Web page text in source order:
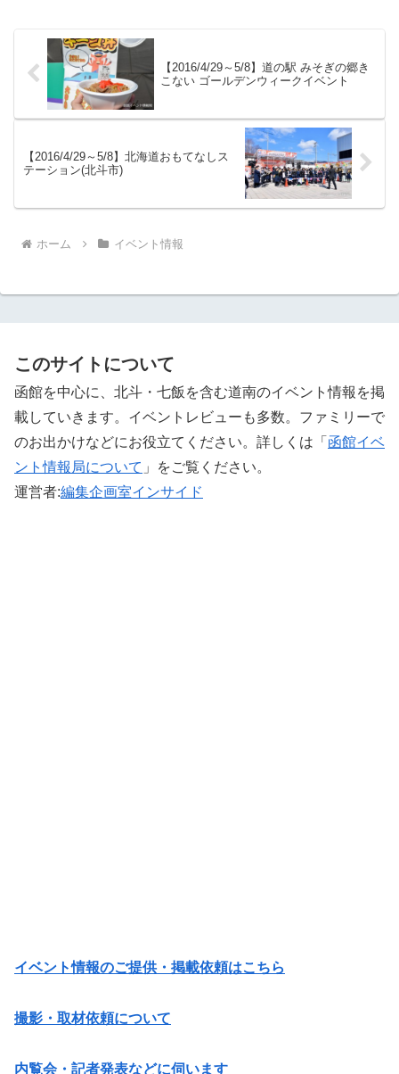
【2016/4/29～5/8】道の駅 みそぎの郷き
こない ゴールデンウィークイベント
【2016/4/29～5/8】北海道おもてなしス
テーション(北斗市)
ホーム イベント情報
このサイトについて
函館を中心に、北斗・七飯を含む道南のイベント情報を掲
載していきます。イベントレビューも多数。ファミリーで
のお出かけなどにお役立てください。詳しくは「 函館イベ
ント情報局について 」をご覧ください。 ‎
運営者:編集企画室インサイド
イベント情報のご提供・掲載依頼はこちら
撮影・取材依頼について
内覧会・記者発表などに伺います